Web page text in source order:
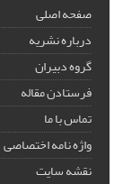
صفحه اصلی
درباره نشریه
گروه دبیران
فرستادن مقاله
تماس با ما
واژه نامه اختصاصی
نقشه سایت